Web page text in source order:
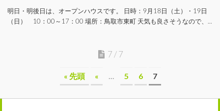
明日・明後日は、オープンハウスです。 日時：9月18日（土）・19日
（日） 10：00～17：00 場所：鳥取市東町 天気も良さそうなので、...
7 / 7
« 先頭 « 5 6 7